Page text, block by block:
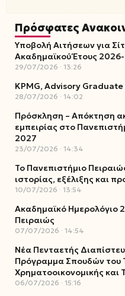
Πρόσφατες
Υποβολή Αιτήσεων για
Ακαδημαϊκού Έτους
29/07/2026 13:26
KPMG, Advisory
28/07/2026 14:02
Πρόσκληση – Απόκτηση
εμπειρίας στο
2027
23/07/2026 14:34
Το Πανεπιστήμιο
ιστορίας, εξέλιξης και
10/07/2026 13:54
Ακαδημαϊκό Ημερολόγιο
Πειραιώς
07/07/2026 14:54
Νέα Πενταετής
Πρόγραμμα Σπουδών του
Χρηματοοικονομικής και
06/07/2026 15:16